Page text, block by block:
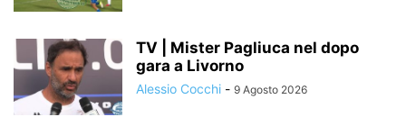
TV | Mister Pagliuca nel dopo
gara a Livorno
Alessio Cocchi - 9 Agosto 2026